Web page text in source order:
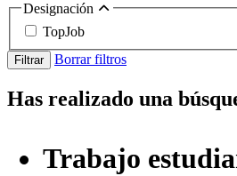
Designación
TopJob
Filtrar Borrar filtros
Has realizado una
Trabajo